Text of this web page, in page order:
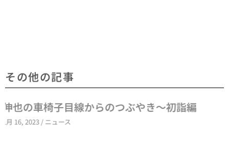
その他の記事
伸也の車いす目線からのつぶやき～就職～
5月 22, 2024 /ニュース